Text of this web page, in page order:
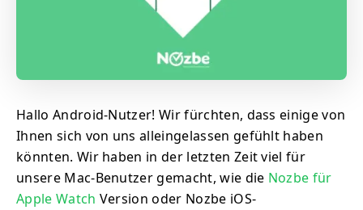
Hallo Android-Nutzer! Wir fürchten, dass einige von
Ihnen sich von uns alleingelassen gefühlt haben
könnten. Wir haben in der letzten Zeit viel für
unsere Mac-Benutzer gemacht, wie die Nozbe für
Apple Watch Version oder Nozbe iOS-